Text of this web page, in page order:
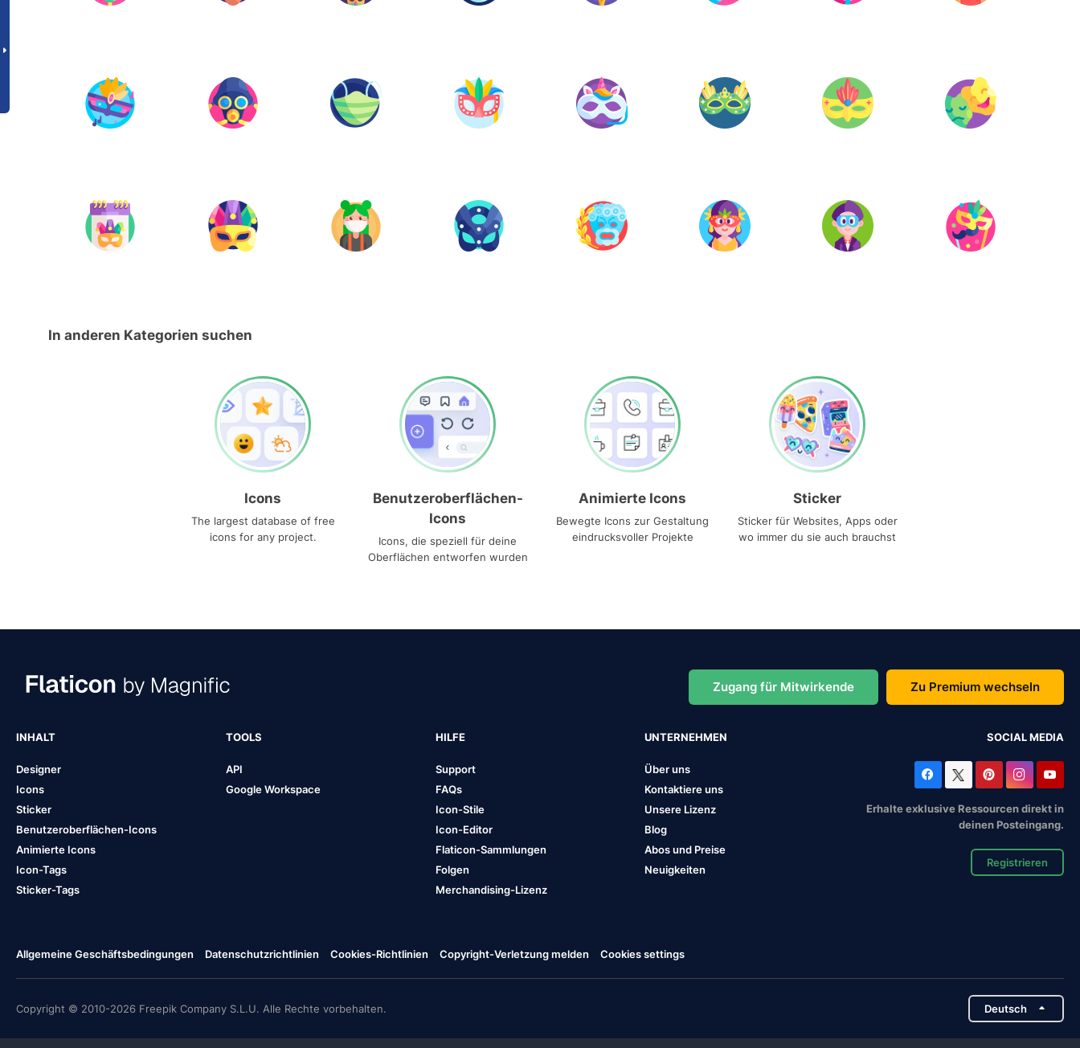
In anderen Kategorien suchen
Icons
The largest database of free
icons for any project.
Benutzeroberflächen-
Icons
Icons, die speziell für deine
Oberflächen entworfen wurden
Animierte Icons
Bewegte Icons zur Gestaltung
eindrucksvoller Projekte
Sticker
Sticker für Websites, Apps oder
wo immer du sie auch brauchst
Zugang für Mitwirkende Zu Premium wechseln
INHALT
Designer
Icons
Sticker
Benutzeroberflächen-Icons
Animierte Icons
Icon-Tags
Sticker-Tags
TOOLS
API
Google Workspace
HILFE
Support
FAQs
Icon-Stile
Icon-Editor
Flaticon-Sammlungen
Folgen
Merchandising-Lizenz
UNTERNEHMEN
Über uns
Kontaktiere uns
Unsere Lizenz
Blog
Abos und Preise
Neuigkeiten
SOCIAL MEDIA
Erhalte exklusive Ressourcen direkt in
deinen Posteingang.
Registrieren
Allgemeine Geschäftsbedingungen Datenschutzrichtlinien Cookies-Richtlinien Copyright-Verletzung melden Cookies settings
Copyright © 2010-2026 Freepik Company S.L.U. Alle Rechte vorbehalten. Deutsch